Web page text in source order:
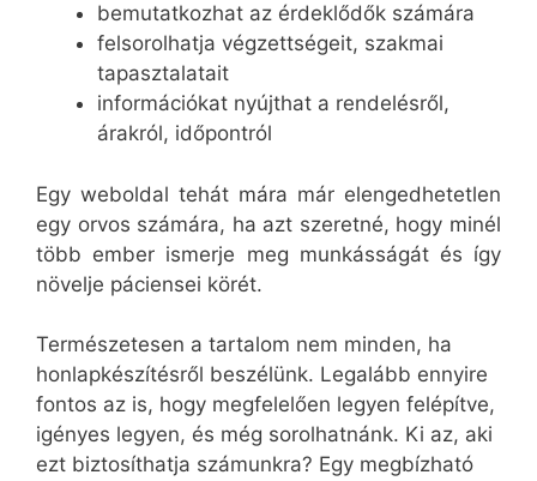
bemutatkozhat az érdeklődők számára
felsorolhatja végzettségeit, szakmai
tapasztalatait
információkat nyújthat a rendelésről,
árakról, időpontról
Egy weboldal tehát mára már elengedhetetlen
egy orvos számára, ha azt szeretné, hogy minél
több ember ismerje meg munkásságát és így
növelje páciensei körét.
Természetesen a tartalom nem minden, ha
honlapkészítésről beszélünk. Legalább ennyire
fontos az is, hogy megfelelően legyen felépítve,
igényes legyen, és még sorolhatnánk. Ki az, aki
ezt biztosíthatja számunkra? Egy megbízható